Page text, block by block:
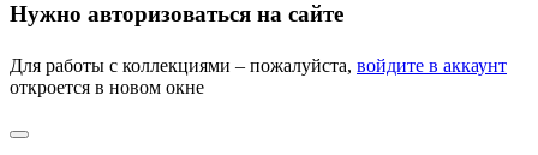
Нужно авторизоваться на сайте
Для работы с коллекциями – пожалуйста, войдите в аккаунт
откроется в новом окне